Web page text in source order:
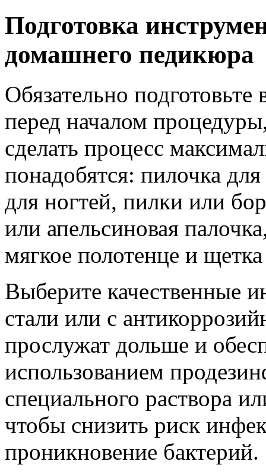
Подготовка
домашнего педикюра
Обязательно
перед началом
сделать процесс
понадобятся: пилочка
для ногтей, пилки или
или апельсиновая
мягкое полотенце и
Выберите качественные
стали или с
прослужат дольше и
использованием
специального раствора
чтобы снизить риск
проникновение бактерий.